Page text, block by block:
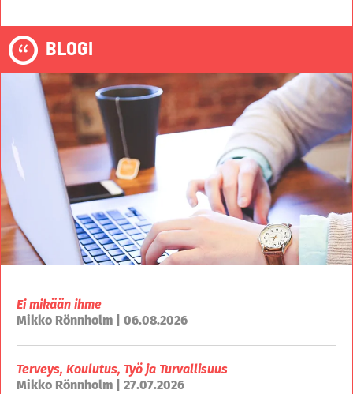
BLOGI
Ei mikään ihme
Mikko Rönnholm | 06.08.2026
Terveys, Koulutus, Työ ja Turvallisuus
Mikko Rönnholm | 27.07.2026